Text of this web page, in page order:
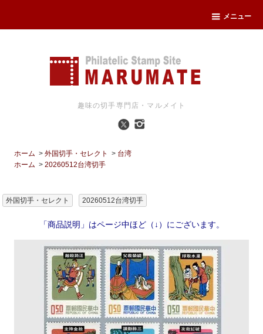
メニュー
趣味の切手専門店・マルメイト
ホーム >外国切手・セレクト > 台湾
ホーム >20260512台湾切手
外国切手・セレクト 20260512台湾切手
「商品説明」はページ中ほど（↓）にございます。